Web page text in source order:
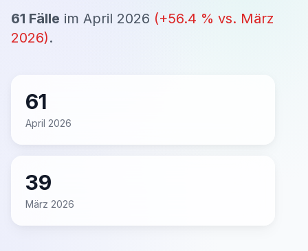
61 Fälle im April 2026 (+56.4 % vs. März
2026).
61
April 2026
39
März 2026